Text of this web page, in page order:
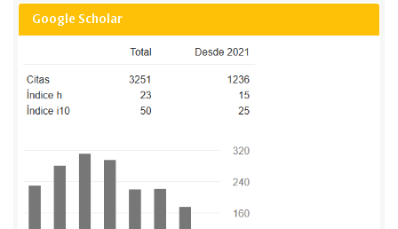
Google Scholar